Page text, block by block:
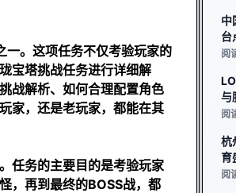
一。这项任务不仅考验玩家的
宝塔挑战任务进行详细解
战解析、如何合理配置角色
家，还是老玩家，都能在其
任务的主要目的是考验玩家
，再到最终的BOSS战，都
中
台
阅
与
阅
杭
育
阅